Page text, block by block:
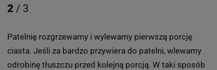
2 / 3
Patelnię rozgrzewamy i wylewamy pierwszą porcję
ciasta. Jeśli za bardzo przywiera do patelni, wlewamy
odrobinę tłuszczu przed kolejną porcją. W taki sposób